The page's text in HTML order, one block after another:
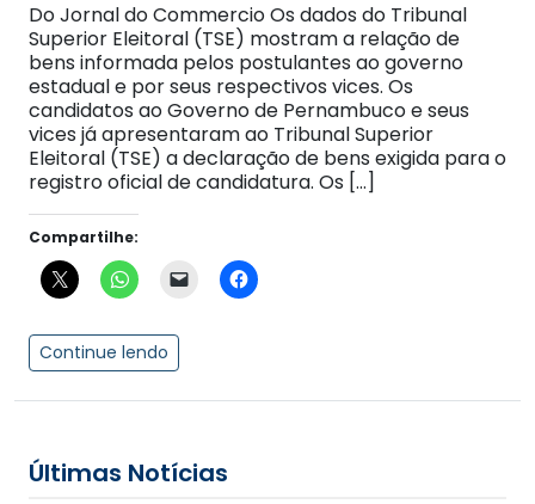
Do Jornal do Commercio Os dados do Tribunal
Superior Eleitoral (TSE) mostram a relação de
bens informada pelos postulantes ao governo
estadual e por seus respectivos vices. ​Os
candidatos ao Governo de Pernambuco e seus
vices já apresentaram ao Tribunal Superior
Eleitoral (TSE) a declaração de bens exigida para o
registro oficial de candidatura. Os […]
Compartilhe:
Continue lendo
Últimas Notícias